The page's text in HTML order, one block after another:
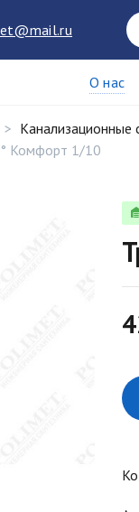
О нас
Канализационные
Комфорт 1/10